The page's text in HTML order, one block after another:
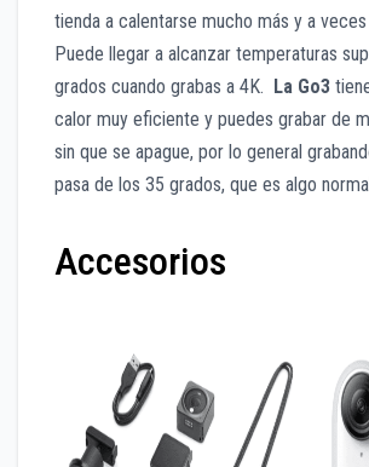
tienda a calentarse mucho más y a
Puede llegar a alcanzar temperaturas
grados cuando grabas a 4K. La Go3
calor muy eficiente y puedes grabar de
sin que se apague, por lo general
pasa de los 35 grados, que es algo
Accesorios